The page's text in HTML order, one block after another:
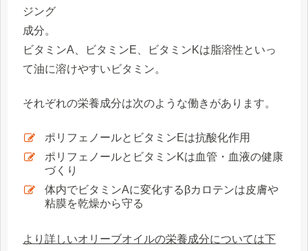
ジング
成分。
ビタミンA、ビタミンE、ビタミンKは脂溶性といっ
て油に溶けやすいビタミン。
それぞれの栄養成分は次のような働きがあります。
ポリフェノールとビタミンEは抗酸化作用
ポリフェノールとビタミンKは血管・血液の健康
づくり
体内でビタミンAに変化するβカロテンは皮膚や
粘膜を乾燥から守る
より詳しいオリーブオイルの栄養成分については下